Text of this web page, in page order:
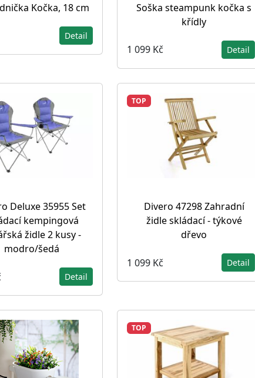
Kočka, 18 cm
Detail
Soška steampunk kočka s
křídly
1 099 Kč Detail
Deluxe 35955 Set
kempingová
židle 2 kusy -
modro/šedá
Detail
TOP
Divero 47298 Zahradní
židle skládací - týkové
dřevo
1 099 Kč Detail
TOP